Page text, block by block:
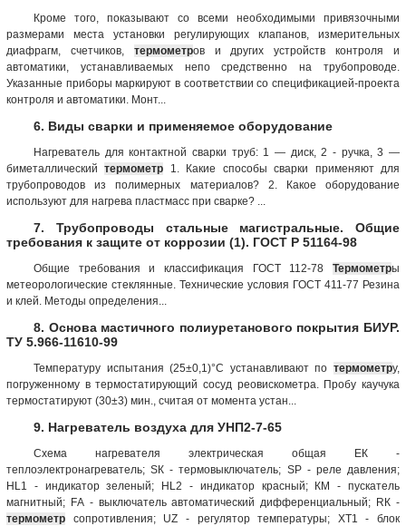
Кроме того, показывают со всеми необходимыми привязочными
размерами места установки регулирующих клапанов, измерительных
диафрагм, счетчиков, термометров и других устройств контроля и
автоматики, устанавливаемых непо средственно на трубопроводе.
Указанные приборы маркируют в соответствии со спецификацией-проекта
контроля и автоматики. Монт...
6. Виды сварки и применяемое оборудование
Нагреватель для контактной сварки труб: 1 — диск, 2 - ручка, 3 —
биметаллическийтермометр 1. Какие способы сварки применяют для
трубопроводов из полимерных материалов? 2. Какое оборудование
используют для нагрева пластмасс при сварке? ...
7. Трубопроводы стальные магистральные. Общие
требования к защите от коррозии (1). ГОСТ Р 51164-98
Общие требования и классификация ГОСТ 112-78 Термометры
метеорологические стеклянные. Технические условия ГОСТ 411-77 Резина
и клей. Методы определения...
8. Основа мастичного полиуретанового покрытия БИУР.
ТУ 5.966-11610-99
Температуру испытания (25±0,1)°С устанавливают по термометру,
погруженному в термостатирующий сосуд реовискометра. Пробу каучука
термостатируют (30±3) мин., считая от момента устан...
9. Нагреватель воздуха для УНП2-7-65
Схема нагревателя электрическая общая ЕК -
теплоэлектронагреватель; SК - термовыключатель; SР - реле давления;
НL1 - индикатор зеленый; HL2 - индикатор красный; КМ - пускатель
магнитный; FА - выключатель автоматический дифференциальный; RК -
термометр сопротивления; UZ - регулятор температуры; ХТ1 - блок